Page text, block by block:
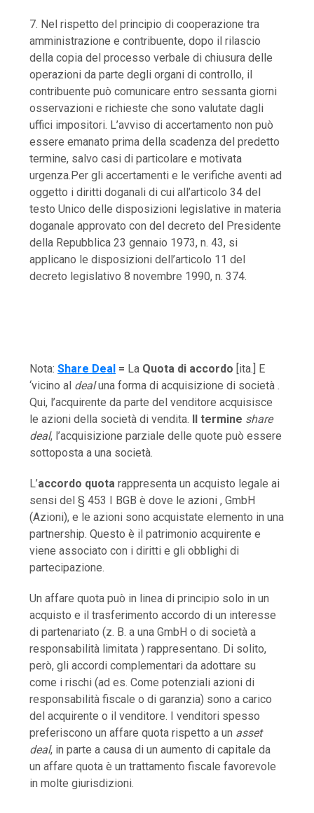
7. Nel rispetto del principio di cooperazione tra
amministrazione e contribuente, dopo il rilascio
della copia del processo verbale di chiusura delle
operazioni da parte degli organi di controllo, il
contribuente può comunicare entro sessanta giorni
osservazioni e richieste che sono valutate dagli
uffici impositori. L’avviso di accertamento non può
essere emanato prima della scadenza del predetto
termine, salvo casi di particolare e motivata
urgenza.Per gli accertamenti e le verifiche aventi ad
oggetto i diritti doganali di cui all’articolo 34 del
testo Unico delle disposizioni legislative in materia
doganale approvato con del decreto del Presidente
della Repubblica 23 gennaio 1973, n. 43, si
applicano le disposizioni dell’articolo 11 del
decreto legislativo 8 novembre 1990, n. 374.
Nota:Share Deal = La Quota di accordo [ita.] E
‘vicino al dealuna forma di acquisizione di società .
Qui, l’acquirente da parte del venditore acquisisce
le azioni della società di vendita. Il termine share
deal, l’acquisizione parziale delle quote può essere
sottoposta a una società.
L’accordo quota rappresenta un acquisto legale ai
sensi del § 453 I BGB è dove le azioni , GmbH
(Azioni), e le azioni sono acquistate elemento in una
partnership. Questo è il patrimonio acquirente e
viene associato con i diritti e gli obblighi di
partecipazione.
Un affare quota può in linea di principio solo in un
acquisto e il trasferimento accordo di un interesse
di partenariato (z. B. a una GmbH o di società a
responsabilità limitata ) rappresentano. Di solito,
però, gli accordi complementari da adottare su
come i rischi (ad es. Come potenziali azioni di
responsabilità fiscale o di garanzia) sono a carico
del acquirente o il venditore. I venditori spesso
preferiscono un affare quota rispetto a un asset
deal, in parte a causa di un aumento di capitale da
un affare quota è un trattamento fiscale favorevole
in molte giurisdizioni.